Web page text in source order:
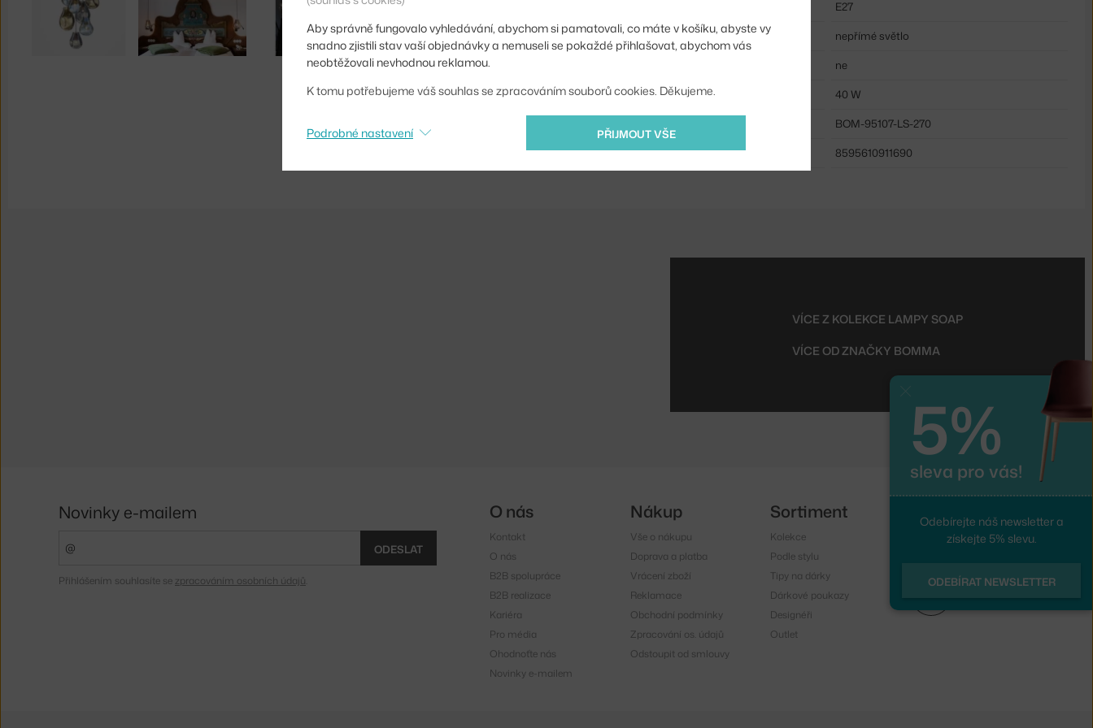
E27
Distribuce světla:
nepřímé světlo
ne
Max Watt (LED):
40 W
BOM-95107-LS-270
EAN
8595610911690
VÍCE Z KOLEKCE LAMPY SOAP
VÍCE OD ZNAČKY BOMMA
Aby správně fungovalo vyhledávání, abychom si pamatovali, co máte v košíku, abyste vy
snadno zjistili stav vaší objednávky a nemuseli se pokaždé přihlašovat, abychom vás
neobtěžovali nevhodnou reklamou.
K tomu potřebujeme váš souhlas se zpracováním souborů cookies. Děkujeme.
PŘIJMOUT VŠE
Podrobné nastavení
5%
sleva pro vás!
Odebírejte náš newsletter a
získejte 5% slevu.
ODEBÍRAT NEWSLETTER
Novinky e-mailem
ODESLAT
Přihlášením souhlasíte se zpracováním osobních údajů
O nás
Kontakt
O nás
B2B spolupráce
B2B realizace
Kariéra
Pro média
Ohodnoťte nás
Novinky e-mailem
Nákup
Vše o nákupu
Doprava a platba
Vrácení zboží
Reklamace
Obchodní podmínky
Zpracování os. údajů
Odstoupit od smlouvy
Sortiment
Kolekce
Podle stylu
Tipy na dárky
Dárkové poukazy
Designéři
Outlet
Sledujte nás
Instagram